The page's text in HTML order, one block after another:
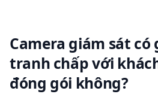
Camera giám sát có
tranh chấp với
đóng gói không?